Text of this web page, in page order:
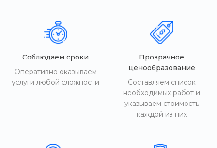
Соблюдаем сроки
Оперативно оказываем
услуги любой сложности
Прозрачное
ценообразование
Составляем список
необходимых работ и
указываем стоимость
каждой из них